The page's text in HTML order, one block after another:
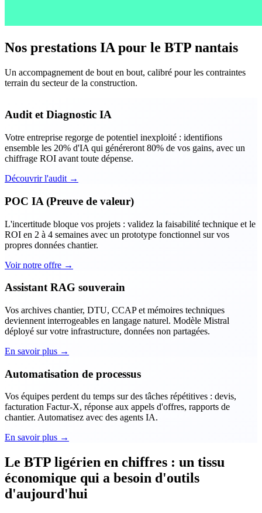
Nos prestations IA pour le BTP nantais
Un accompagnement de bout en bout, calibré pour les contraintes
terrain du secteur de la construction.
Audit et Diagnostic IA
Votre entreprise regorge de potentiel inexploité : identifions
ensemble les 20% d'IA qui généreront 80% de vos gains, avec un
chiffrage ROI avant toute dépense.
Découvrir l'audit →
POC IA (Preuve de valeur)
L'incertitude bloque vos projets : validez la faisabilité technique et le
ROI en 2 à 4 semaines avec un prototype fonctionnel sur vos
propres données chantier.
Voir notre offre →
Assistant RAG souverain
Vos archives chantier, DTU, CCAP et mémoires techniques
deviennent interrogeables en langage naturel. Modèle Mistral
déployé sur votre infrastructure, données non partagées.
En savoir plus →
Automatisation de processus
Vos équipes perdent du temps sur des tâches répétitives : devis,
facturation Factur-X, réponse aux appels d'offres, rapports de
chantier. Automatisez avec des agents IA.
En savoir plus →
Le BTP ligérien en chiffres : un tissu
économique qui a besoin d'outils
d'aujourd'hui